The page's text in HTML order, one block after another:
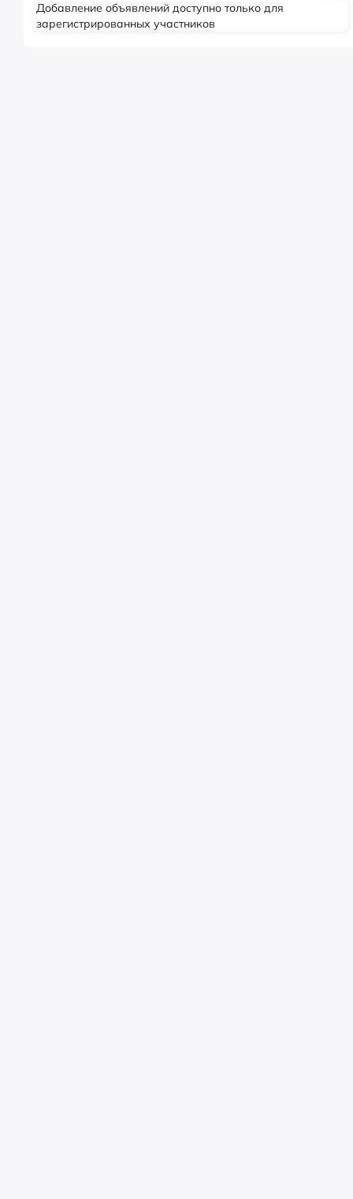
Добавление объявлений доступно только для
зарегистрированных участников